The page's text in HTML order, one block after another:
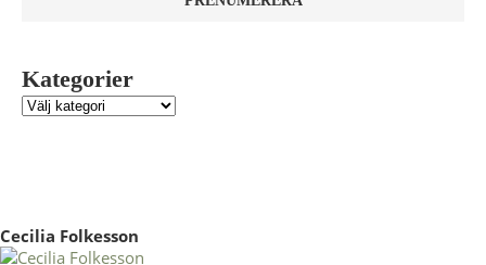
Kategorier
Cecilia Folkesson